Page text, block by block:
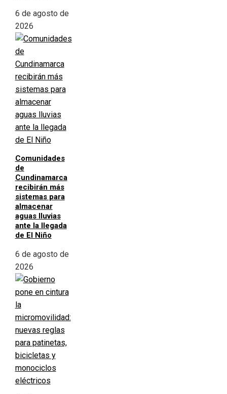
6 de agosto de
2026
Comunidades
de
Cundinamarca
recibirán más
sistemas para
almacenar
aguas lluvias
ante la llegada
de El Niño
6 de agosto de
2026